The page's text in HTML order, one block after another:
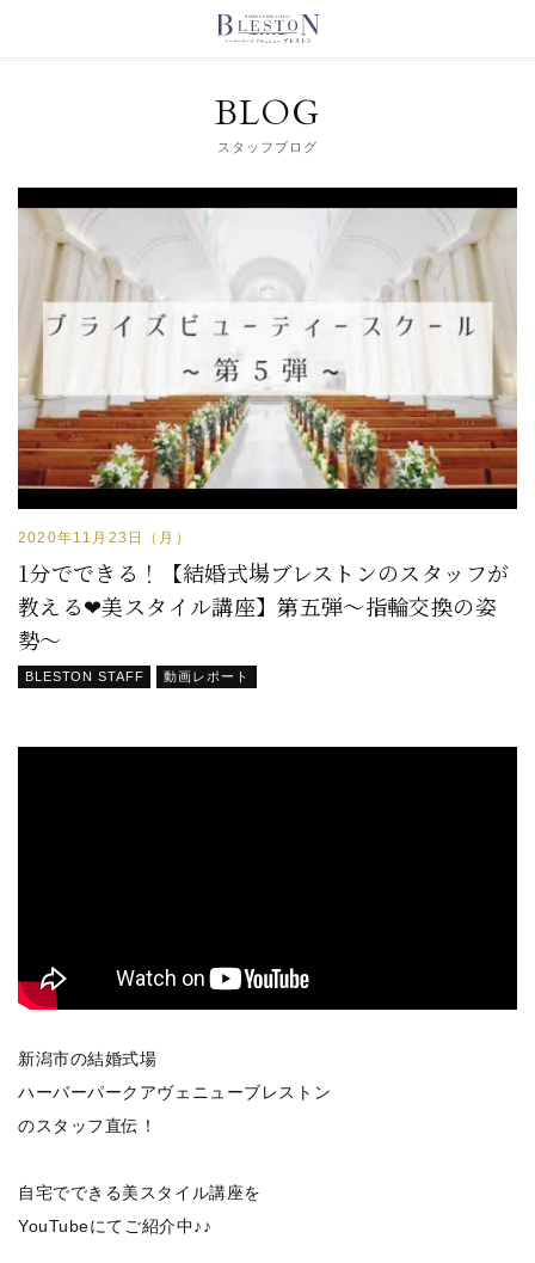
BLOG
スタッフブログ
2020年11月23日（月）
1分でできる！【結婚式場ブレストンのスタッフが
教える❤美スタイル講座】第五弾～指輪交換の姿
勢～
BLESTON STAFF 動画レポート
新潟市の結婚式場
ハーバーパークアヴェニューブレストン
のスタッフ直伝！
自宅でできる美スタイル講座を
YouTubeにてご紹介中♪♪